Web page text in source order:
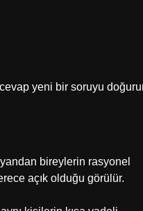
yeni bir soruyu
bireylerin rasyonel
açık olduğu görülür.